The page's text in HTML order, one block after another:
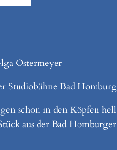
Ostermeyer
Studiobühne Bad
schon in den Köpfen
aus der Bad